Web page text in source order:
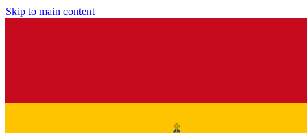
Skip to main content